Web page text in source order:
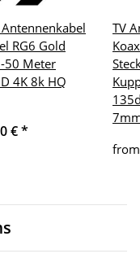
RG6 Gold
50 Meter
4K 8k HQ
€*
TV